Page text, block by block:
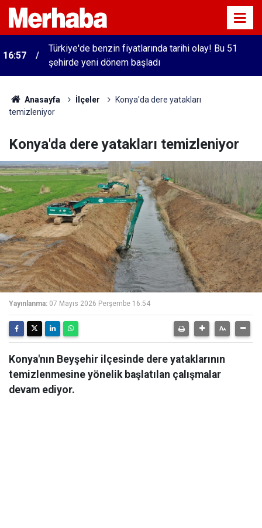
16:57
Türkiye'de benzin fiyatlarında tarihi olay! Bu 51
şehirde yeni dönem başladı
Anasayfa İlçeler
Konya'da dere yatakları
temizleniyor
Konya'da dere yatakları temizleniyor
Yayınlanma: 07 Mayıs 2026 Perşembe 16:54
Konya'nın Beyşehir ilçesinde dere yataklarının
temizlenmesine yönelik başlatılan çalışmalar
devam ediyor.